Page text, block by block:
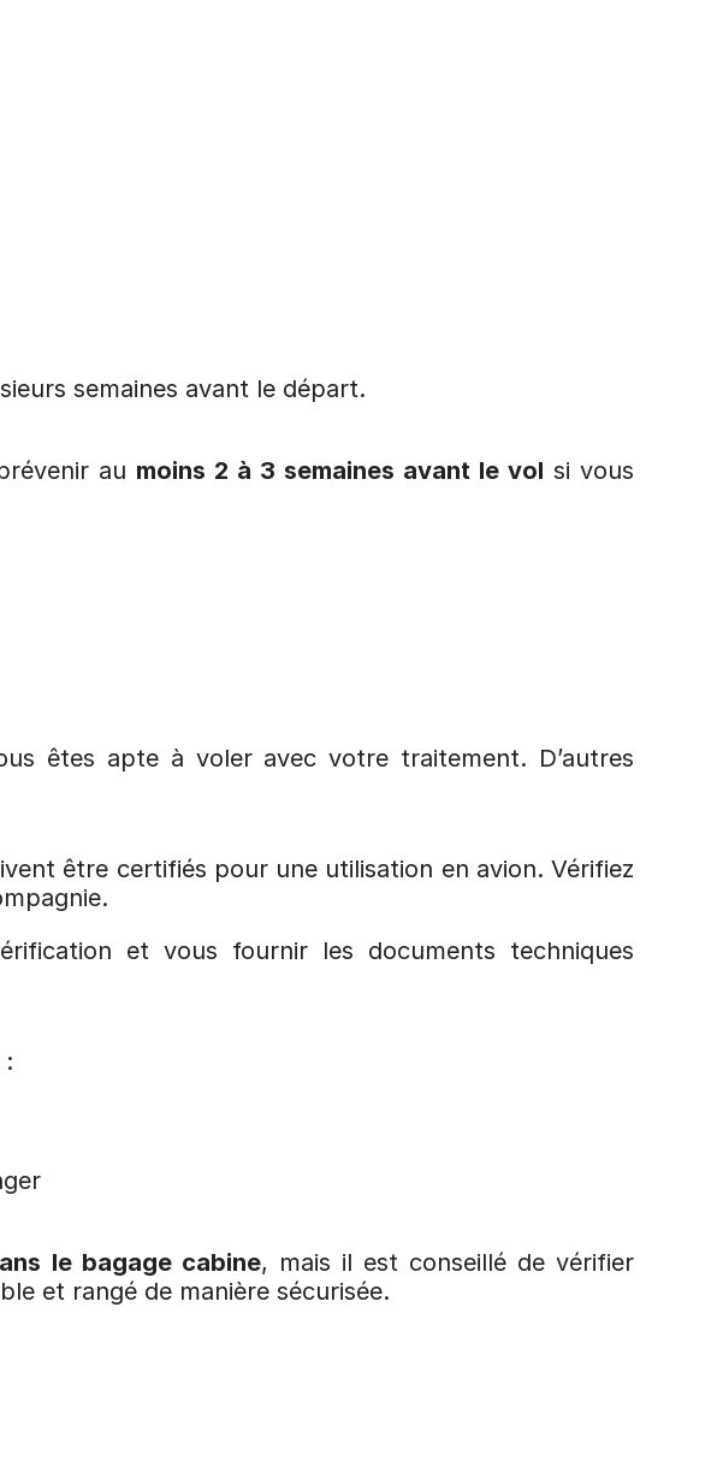
semaines avant le départ.
au moins 2 à 3 semaines avant le vol si vous
êtes apte à voler avec votre traitement. D’autres
être certifiés pour une utilisation en avion. Vérifiez
et vous fournir les documents techniques
:
le bagage cabine, mais il est conseillé de vérifier
et rangé de manière sécurisée.